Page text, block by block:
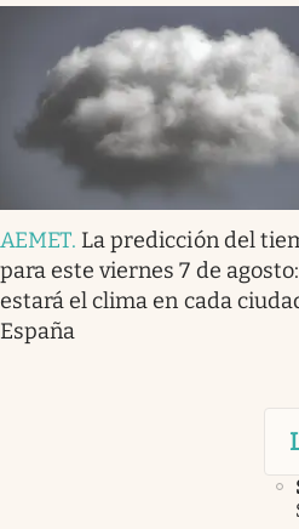
AEMET. La predicción del
para este viernes 7 de
estará el clima en cada
España